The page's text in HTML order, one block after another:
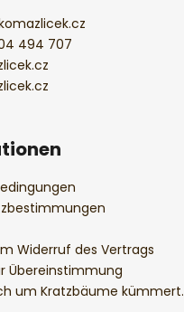
e
494 707
Widerruf des Vertrags
Übereinstimmung
um Kratzbäume kümmert.